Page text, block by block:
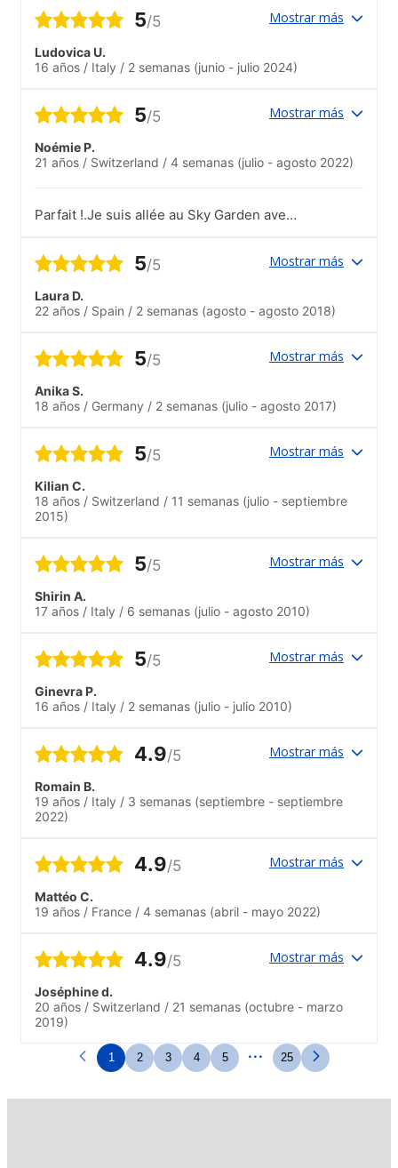
5/5 Mostrar más
Ludovica U.
16 años / Italy / 2 semanas (junio - julio 2024)
5/5 Mostrar más
Noémie P.
21 años / Switzerland / 4 semanas (julio - agosto 2022)
Parfait !.Je suis allée au Sky Garden avec
j'avais pu aller voir des Musicals avec
ainsi), j'avais fait une après-midi de
football et une visite guidée de Notting
5/5 Mostrar más
Laura D.
22 años / Spain / 2 semanas (agosto - agosto 2018)
5/5 Mostrar más
Anika S.
18 años / Germany / 2 semanas (julio - agosto 2017)
5/5 Mostrar más
Kilian C.
18 años / Switzerland / 11 semanas (julio - septiembre
2015)
5/5 Mostrar más
Shirin A.
17 años / Italy / 6 semanas (julio - agosto 2010)
5/5 Mostrar más
Ginevra P.
16 años / Italy / 2 semanas (julio - julio 2010)
4.9/5 Mostrar más
Romain B.
19 años / Italy / 3 semanas (septiembre - septiembre
2022)
4.9/5 Mostrar más
Mattéo C.
19 años / France / 4 semanas (abril - mayo 2022)
4.9/5 Mostrar más
Joséphine d.
20 años / Switzerland / 21 semanas (octubre - marzo
2019)
1 2 3 4 5 ... 25